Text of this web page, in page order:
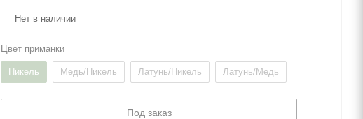
Нет в наличии
Цвет приманки
Никель Медь/Никель Латунь/Никель Латунь/Медь
Под заказ